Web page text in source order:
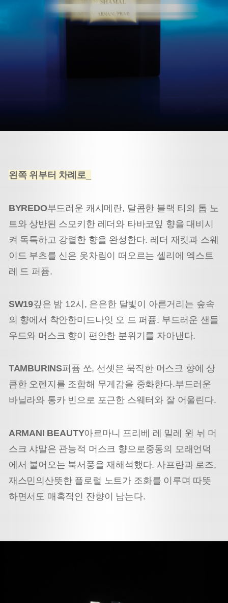
왼쪽 위부터 차례로_
BYREDO부드러운 캐시메란, 달콤한 블랙 티의 톱 노
트와 상반된 스모키한 레더와 타바코잎 향을 대비시
켜 독특하고 강렬한 향을 완성한다. 레더 재킷과 스웨
이드 부츠를 신은 옷차림이 떠오르는 셀리에 엑스트
레 드 퍼퓸.
SW19깊은 밤 12시, 은은한 달빛이 아른거리는 숲속
의 향에서 착안한미드나잇 오 드 퍼퓸. 부드러운 샌들
우드와 머스크 향이 편안한 분위기를 자아낸다.
TAMBURINS퍼퓸 쏘, 선셋은 묵직한 머스크 향에 상
큼한 오렌지를 조합해 무게감을 중화한다.부드러운
바닐라와 통카 빈으로 포근한 스웨터와 잘 어울린다.
ARMANI BEAUTY아르마니 프리베 레 밀레 윈 뉘 머
스크 샤말은 관능적 머스크 향으로 중동의 모래언덕
에서 불어오는 북서풍을 재해석했다. 사프란과 로즈,
재스민의 산뜻한 플로럴 노트가 조화를 이루며 따뜻
하면서도 매혹적인 잔향이 남는다.